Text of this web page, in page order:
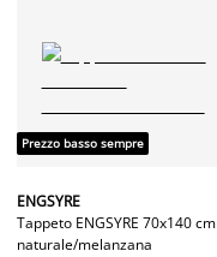
Prezzo basso sempre
ENGSYRE
Tappeto ENGSYRE 70x140 cm
naturale/melanzana